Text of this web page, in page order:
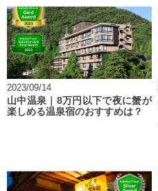
2023/09/14
山中温泉｜8万円以下で夜に蟹が
楽しめる温泉宿のおすすめは？